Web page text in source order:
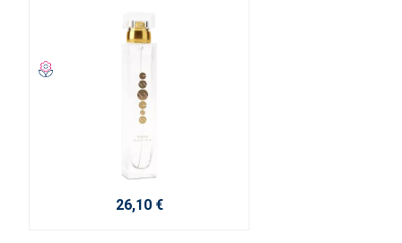
26,10 €